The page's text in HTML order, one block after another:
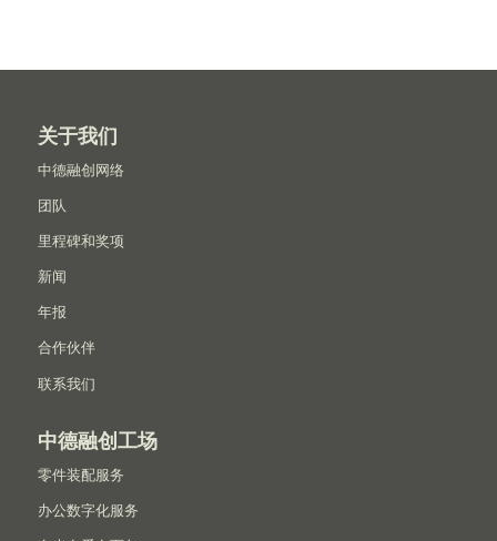
关于我们
中德融创网络
团队
里程碑和奖项
新闻
年报
合作伙伴
联系我们
中德融创工场
零件装配服务
办公数字化服务